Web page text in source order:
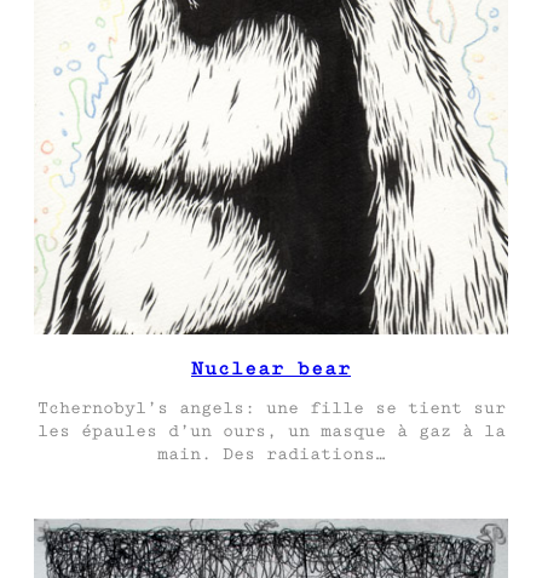
Nuclear bear
Tchernobyl’s angels: une fille se tient sur
les épaules d’un ours, un masque à gaz à la
main. Des radiations…